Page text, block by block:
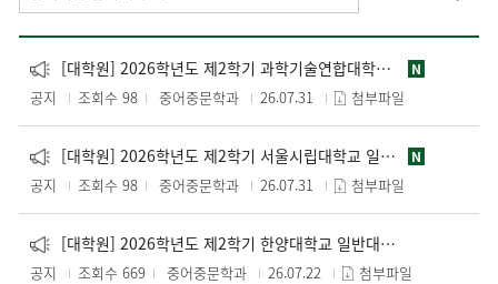
[대학원] 2026학년도 제2학기 과학기술연합대학원대학교(UST) 일반대학원 학점교류 수강신청 안내(~8.6.(목)까지) N
공지 조회수 98 중어중문학과 26.07.31 첨부파일
[대학원] 2026학년도 제2학기 서울시립대학교 일반대학원 학점교류 수강신청 안내(~8.6.(목)까지) N
공지 조회수 98 중어중문학과 26.07.31 첨부파일
[대학원] 2026학년도 제2학기 한양대학교 일반대학원 학점교류 수강신청 안내(~7.30.(목)까지)
공지 조회수 669 중어중문학과 26.07.22 첨부파일